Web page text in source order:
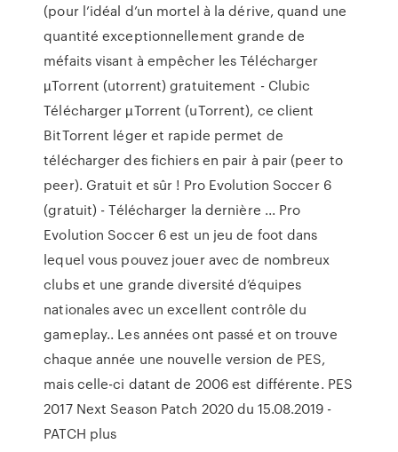
(pour l’idéal d’un mortel à la dérive, quand une
quantité exceptionnellement grande de
méfaits visant à empêcher les Télécharger
µTorrent (utorrent) gratuitement - Clubic
Télécharger µTorrent (uTorrent), ce client
BitTorrent léger et rapide permet de
télécharger des fichiers en pair à pair (peer to
peer). Gratuit et sûr ! Pro Evolution Soccer 6
(gratuit) - Télécharger la dernière ... Pro
Evolution Soccer 6 est un jeu de foot dans
lequel vous pouvez jouer avec de nombreux
clubs et une grande diversité d’équipes
nationales avec un excellent contrôle du
gameplay.. Les années ont passé et on trouve
chaque année une nouvelle version de PES,
mais celle-ci datant de 2006 est différente. PES
2017 Next Season Patch 2020 du 15.08.2019 -
PATCH plus